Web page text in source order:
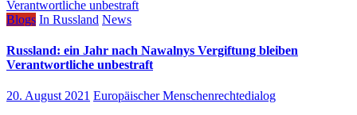
Blogs In Russland News
Russland: ein Jahr nach Nawalnys Vergiftung bleiben
Verantwortliche unbestraft
20. August 2021 Europäischer Menschenrechtedialog